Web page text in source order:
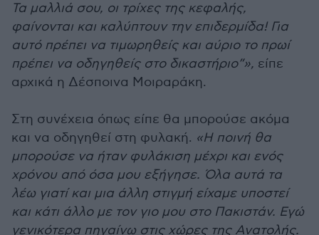
Τα μαλλιά σου, οι τρίχες της κεφαλής,
φαίνονται και καλύπτουν την επιδερμίδα! Για
αυτό πρέπει να τιμωρηθείς και αύριο το πρωί
πρέπει να οδηγηθείς στο δικαστήριο”», είπε
αρχικά η Δέσποινα Μοιραράκη.
Στη συνέχεια όπως είπε θα μπορούσε ακόμα
και να οδηγηθεί στη φυλακή. «Η ποινή θα
μπορούσε να ήταν φυλάκιση μέχρι και ενός
χρόνου από όσα μου εξήγησε. Όλα αυτά τα
λέω γιατί και μια άλλη στιγμή είχαμε υποστεί
και κάτι άλλο με τον γιο μου στο Πακιστάν. Εγώ
γενικότερα πηγαίνω στις χώρες της Ανατολής.